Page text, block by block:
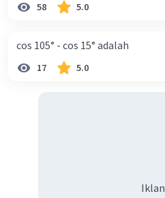
58 5.0
cos 105° - cos 15° adalah
17 5.0
Iklan